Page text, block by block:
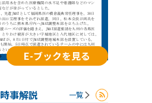
E-ブックを見る
時事解説 一覧